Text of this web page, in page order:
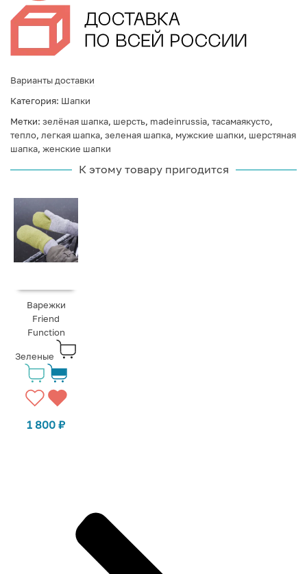
Варианты доставки
Категория: Шапки
Метки: зелёная шапка, шерсть, madeinrussia, тасамаякусто,
тепло, легкая шапка, зеленая шапка, мужские шапки, шерстяная
шапка, женские шапки
К этому товару пригодится
Варежки
Friend
Function
Зеленые
1 800₽